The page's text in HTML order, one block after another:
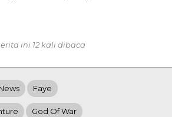
ini 12 kali dibaca
Faye
God Of War